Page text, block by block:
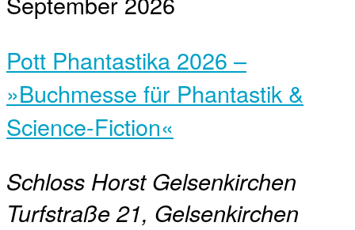
Pott Phantastika 2026 –
»Buchmesse für Phantastik &
Science-Fiction«
Schloss Horst Gelsenkirchen
Turfstraße 21, Gelsenkirchen